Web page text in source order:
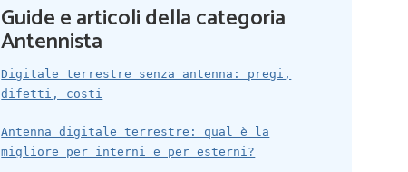
Guide e articoli della categoria
Antennista
Digitale terrestre senza antenna: pregi,
difetti, costi
Antenna digitale terrestre: qual è la
migliore per interni e per esterni?